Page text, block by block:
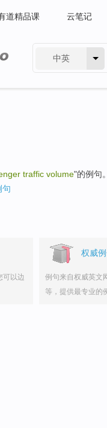
道精品课 云笔记
中英
traffic volume"的例句
句
可以边
权威
例句来自权威英文
等，提供最专业的